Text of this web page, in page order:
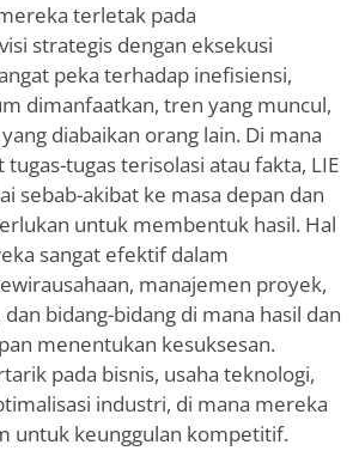
terletak pada
strategis dengan eksekusi
peka terhadap inefisiensi,
dimanfaatkan, tren yang muncul,
diabaikan orang lain. Di mana
tugas terisolasi atau fakta, LIE
sebab-akibat ke masa depan dan
untuk membentuk hasil. Hal
sangat efektif dalam
manajemen proyek,
bidang-bidang di mana hasil dan
menentukan kesuksesan.
pada bisnis, usaha teknologi,
industri, di mana mereka
untuk keunggulan kompetitif.